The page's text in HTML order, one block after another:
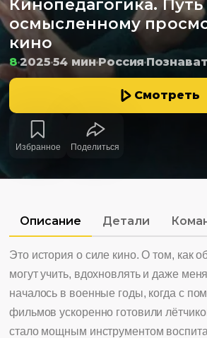
Кинопедагогика. Путь
осмысленному
кино
8 202554 минРоссия
Смотреть
Избранное Поделиться
Описание Детали
Это история о силе кино. О том, как
могут учить, вдохновлять и даже
началось в военные годы, когда с
фильмов ускоренно готовили
стало мощным инструментом